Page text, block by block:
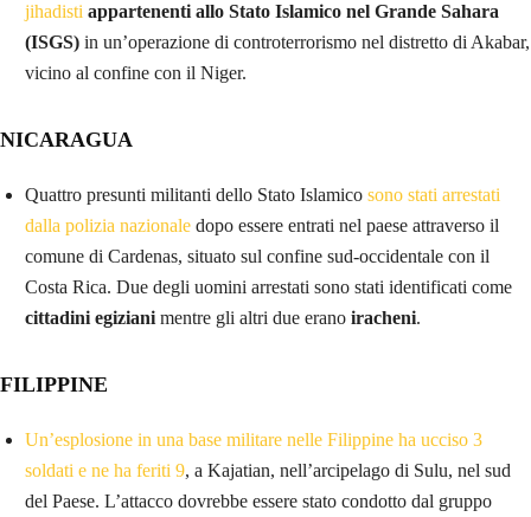
jihadisti appartenenti allo Stato Islamico nel Grande Sahara
(ISGS) in un’operazione di controterrorismo nel distretto di Akabar,
vicino al confine con il Niger.
NICARAGUA
Quattro presunti militanti dello Stato Islamico sono stati arrestati
dalla polizia nazionale dopo essere entrati nel paese attraverso il
comune di Cardenas, situato sul confine sud-occidentale con il
Costa Rica. Due degli uomini arrestati sono stati identificati come
cittadini egiziani mentre gli altri due erano iracheni.
FILIPPINE
Un’esplosione in una base militare nelle Filippine ha ucciso 3
soldati e ne ha feriti 9, a Kajatian, nell’arcipelago di Sulu, nel sud
del Paese. L’attacco dovrebbe essere stato condotto dal gruppo